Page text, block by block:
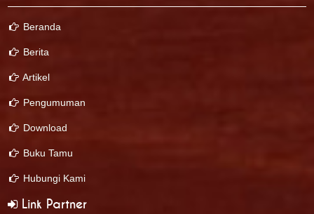
Beranda
Berita
Artikel
Pengumuman
Download
Buku Tamu
Hubungi Kami
Link Partner